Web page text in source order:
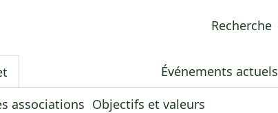
Recherche
Événements actuels
associations Objectifs et valeurs